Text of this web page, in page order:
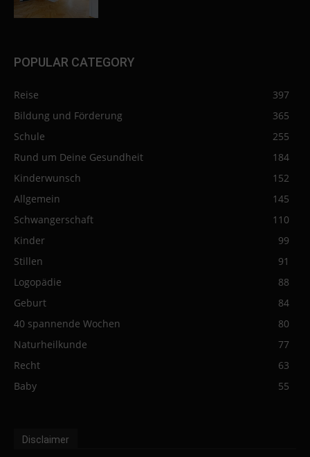
POPULAR CATEGORY
Reise
397
Bildung und Förderung
365
Schule
255
Rund um Deine Gesundheit
184
Kinderwunsch
152
Allgemein
145
Schwangerschaft
110
Kinder
99
Stillen
91
Logopädie
88
Geburt
84
40 spannende Wochen
80
Naturheilkunde
77
Recht
63
Baby
55
Disclaimer